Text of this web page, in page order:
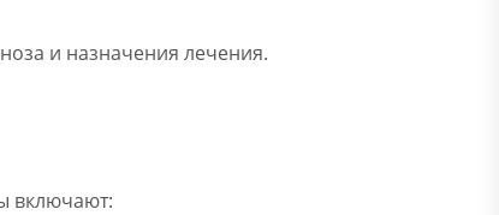
и назначения лечения.
включают: